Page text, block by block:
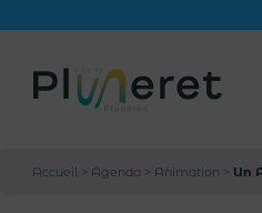
Accueil > Agenda > Animation > Un